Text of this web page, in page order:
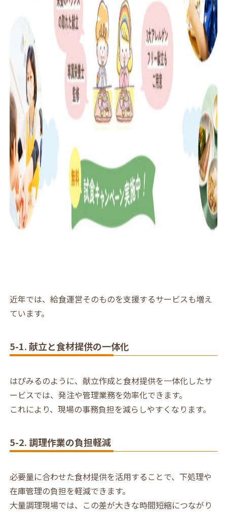
近年では、給食運営そのものを支援するサービスも増え
ています。
5-1. 献立と食材提供の一体化
はぴみるのように、献立作成と食材提供を一体化したサ
ービスでは、発注や管理業務を効率化できます。
これにより、現場の事務負担を減らしやすくなります。
5-2. 調理作業の負担軽減
必要量に合わせた食材提供を活用することで、下処理や
在庫管理の負担を軽減できます。
大量調理現場では、この差が大きな時間短縮につながり